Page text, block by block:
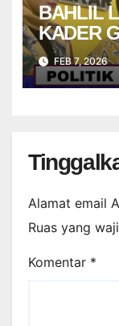
BAHLIL
KADER
FUTSAL
FEB 7, 2026
Alamat email
Ruas yang
Komentar *